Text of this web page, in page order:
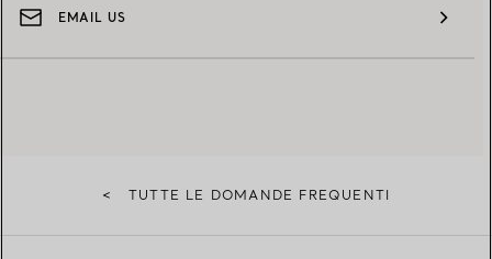
EMAIL US
< TUTTE LE DOMANDE FREQUENTI